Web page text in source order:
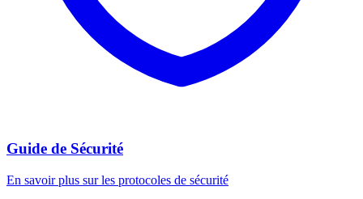
Guide de Sécurité
En savoir plus sur les protocoles de sécurité